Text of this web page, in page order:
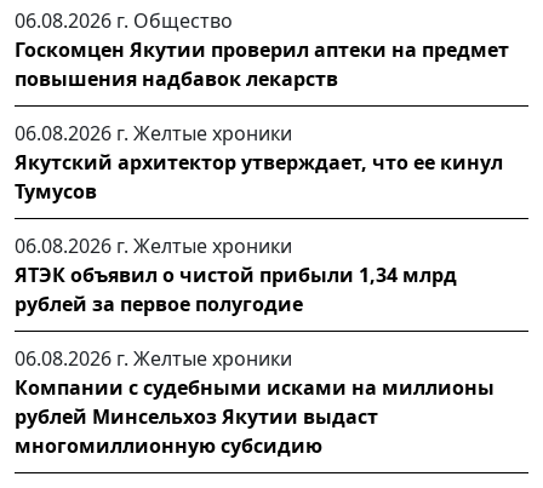
06.08.2026 г. Общество
Госкомцен Якутии проверил аптеки на предмет
повышения надбавок лекарств
06.08.2026 г. Желтые хроники
Якутский архитектор утверждает, что ее кинул
Тумусов
06.08.2026 г. Желтые хроники
ЯТЭК объявил о чистой прибыли 1,34 млрд
рублей за первое полугодие
06.08.2026 г. Желтые хроники
Компании с судебными исками на миллионы
рублей Минсельхоз Якутии выдаст
многомиллионную субсидию